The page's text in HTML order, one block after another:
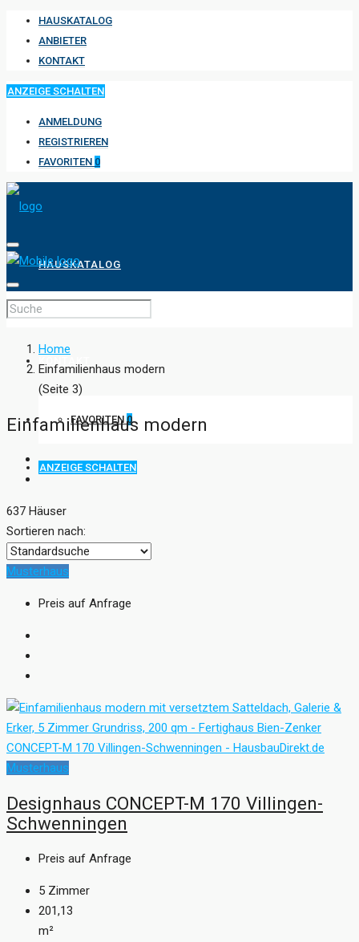
HAUSKATALOG
ANBIETER
KONTAKT
ANZEIGE SCHALTEN
ANMELDUNG
REGISTRIEREN
FAVORITEN 0
HAUSKATALOG
ANBIETER
FAVORITEN 0
ANZEIGE SCHALTEN
Home
Einfamilienhaus modern
(Seite 3)
Einfamilienhaus modern
637 Häuser
Sortieren nach:
Musterhaus
Preis auf Anfrage
Musterhaus
Designhaus CONCEPT-M 170 Villingen-
Schwenningen
Preis auf Anfrage
5 Zimmer
201,13
m²